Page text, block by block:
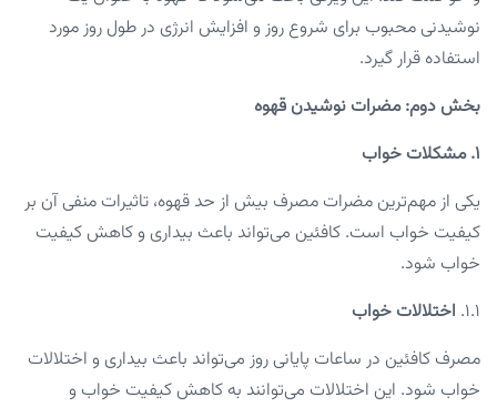
نوشیدنی محبوب برای شروع روز و افزایش انرژی در طول روز مورد
استفاده قرار گیرد.
بخش دوم: مضرات نوشیدن قهوه
۱. مشکلات خواب
یکی از مهم‌ترین مضرات مصرف بیش از حد قهوه، تاثیرات منفی آن بر
کیفیت خواب است. کافئین می‌تواند باعث بیداری و کاهش کیفیت
خواب شود.
1.1. اختلالات خواب
مصرف کافئین در ساعات پایانی روز می‌تواند باعث بیداری و اختلالات
خواب شود. این اختلالات می‌توانند به کاهش کیفیت خواب و